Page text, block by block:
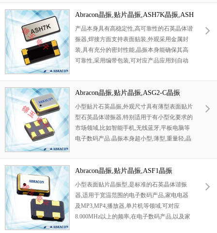
件下,晶振也能正常工作.
Abracon晶振,贴片晶振,ASH7K晶振,ASH
7K-32.768KHZ-T晶振
产品本身具有高稳定性,高可靠性的石英晶体谐
振器,焊接方面支持表面贴装,外观采用金属封
装,具有充分的密封性能,晶振本身能确保其高
可靠性,采用编带包装,可对应产品应用到自动
曲线要求.
Abracon晶振,贴片晶振,ASG2-C晶振
小型贴片石英晶振,外观尺寸具有薄型表面贴片
型石英晶体谐振器,特别适用于有小型化要求的
市场领域,比如智能手机,无线蓝牙,平板电脑等
电子数码产品.晶振本身超小型,薄型,重量轻,晶
Abracon晶振,贴片晶振,ASF1晶振
小型表面贴片晶振型,是标准的石英晶体谐振
器,适用于宽温范围的电子数码产品,家电电器
及MP3,MP4,播放器,单片机等领域.可对应
8.000MHz以上的频率,在电子数码产品,以及家